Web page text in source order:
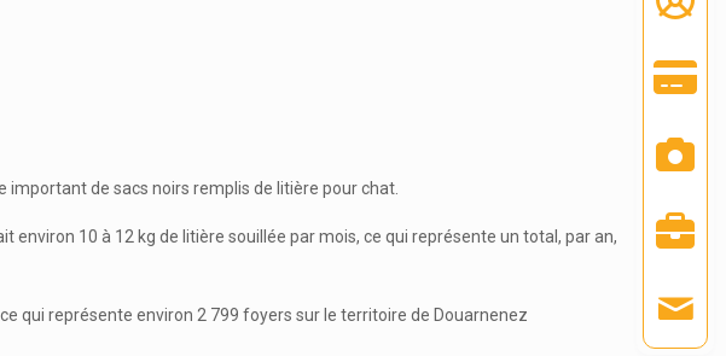
de sacs noirs remplis de litière pour chat.
10 à 12 kg de litière souillée par mois, ce qui représente un total, par an,
qui représente environ 2 799 foyers sur le territoire de Douarnenez